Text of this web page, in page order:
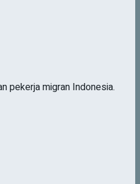
pekerja migran Indonesia.